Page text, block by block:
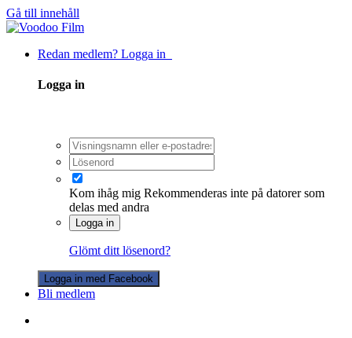
Gå till innehåll
Redan medlem? Logga in
Logga in
Kom ihåg mig Rekommenderas inte på datorer som
delas med andra
Logga in
Glömt ditt lösenord?
Logga in med Facebook
Bli medlem